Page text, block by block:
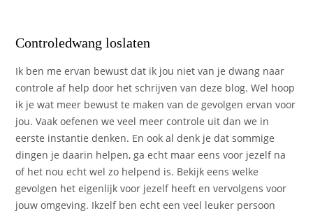
Controledwang loslaten
Ik ben me ervan bewust dat ik jou niet van je dwang naar
controle af help door het schrijven van deze blog. Wel hoop
ik je wat meer bewust te maken van de gevolgen ervan voor
jou. Vaak oefenen we veel meer controle uit dan we in
eerste instantie denken. En ook al denk je dat sommige
dingen je daarin helpen, ga echt maar eens voor jezelf na
of het nou echt wel zo helpend is. Bekijk eens welke
gevolgen het eigenlijk voor jezelf heeft en vervolgens voor
jouw omgeving. Ikzelf ben echt een veel leuker persoon